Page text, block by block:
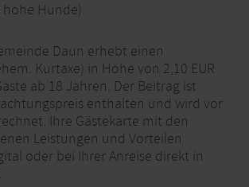
hohe Hunde).
Daun erhebt einen
Kurtaxe) in Höhe von 2,10 EUR
ab 18 Jahren. Der Beitrag ist
enthalten und wird vor
Ihre Gästekarte mit den
Leistungen und Vorteilen
oder bei Ihrer Anreise direkt in